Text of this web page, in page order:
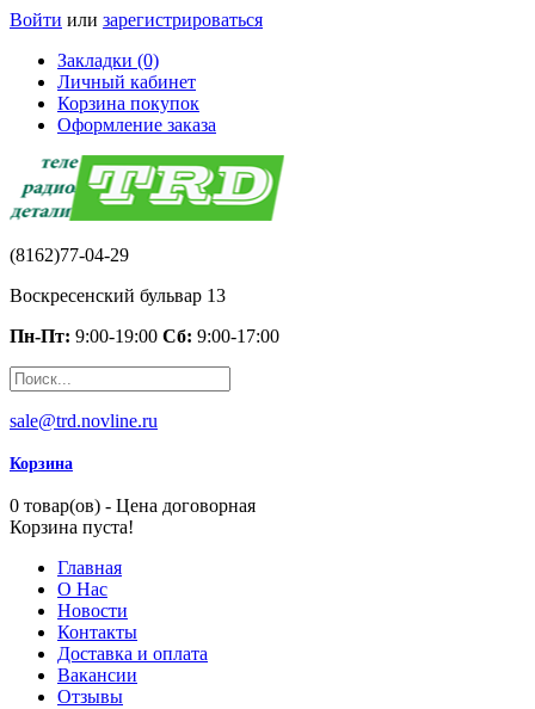
Войти или зарегистрироваться
Закладки (0)
Личный кабинет
Корзина покупок
Оформление заказа
(8162)77-04-29
Воскресенский бульвар 13
Пн-Пт: 9:00-19:00 Сб: 9:00-17:00
sale@trd.novline.ru
Корзина
0 товар(ов) - Цена договорная
Корзина пуста!
Главная
О Нас
Новости
Контакты
Доставка и оплата
Вакансии
Отзывы